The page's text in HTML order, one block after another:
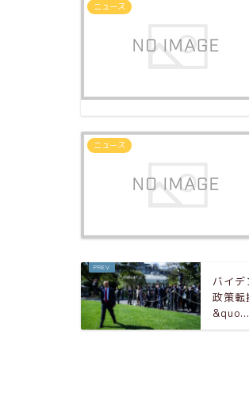
ニュース
ニュース
バイデ
政策
&quo...